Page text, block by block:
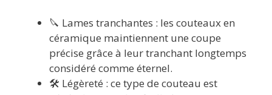
🔪 Lames tranchantes : les couteaux en
céramique maintiennent une coupe
précise grâce à leur tranchant longtemps
considéré comme éternel.
🛠️ Légèreté : ce type de couteau est